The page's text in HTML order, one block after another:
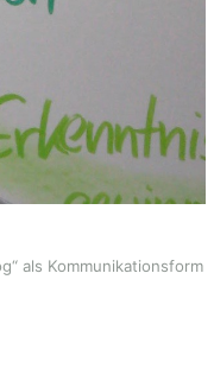
als Kommunikationsform